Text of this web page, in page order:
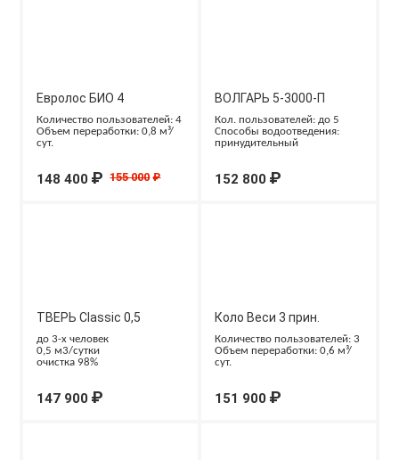
Евролос БИО 4
Количество пользователей: 4
Объем переработки: 0,8 м³/
сут.
148 400 ₽ 155 000 ₽
ВОЛГАРЬ 5-3000-П
Кол. пользователей: до 5
Способы водоотведения:
принудительный
152 800 ₽
ТВЕРЬ Classic 0,5
до 3-х человек
0,5 м3/сутки
очистка 98%
147 900 ₽
Коло Веси 3 прин.
Количество пользователей: 3
Объем переработки: 0,6 м³/
сут.
151 900 ₽